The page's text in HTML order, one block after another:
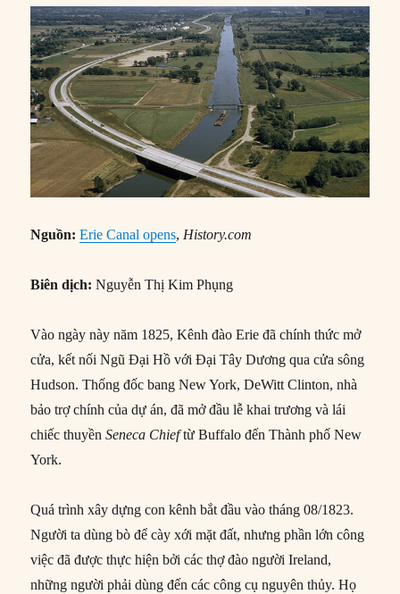
Nguồn: Erie Canal opens, History.com
Biên dịch: Nguyễn Thị Kim Phụng
Vào ngày này năm 1825, Kênh đào Erie đã chính thức mở
cửa, kết nối Ngũ Đại Hồ với Đại Tây Dương qua cửa sông
Hudson. Thống đốc bang New York, DeWitt Clinton, nhà
bảo trợ chính của dự án, đã mở đầu lễ khai trương và lái
chiếc thuyềnSeneca Chieftừ Buffalo đến Thành phố New
York.
Quá trình xây dựng con kênh bắt đầu vào tháng 08/1823.
Người ta dùng bò để cày xới mặt đất, nhưng phần lớn công
việc đã được thực hiện bởi các thợ đào người Ireland,
những người phải dùng đến các công cụ nguyên thủy. Họ